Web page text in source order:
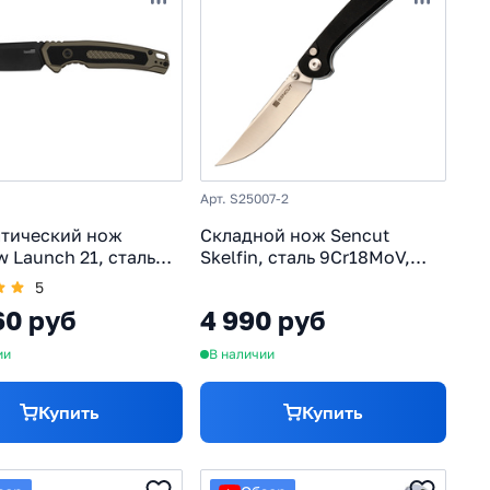
фиксатора Кизляр Китайские
Кредитки
Рукоять карбон
Япония
Керамбит
нож
Launch 21, сталь
рукоять
G10
5
руб
Купить
Арт. S25007-2
Складной нож Sencut
Skelfin, сталь 9Cr18MoV,
4 990 руб
В наличии
Купить